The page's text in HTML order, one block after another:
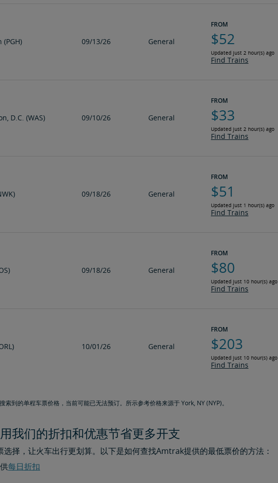
09/13/26 General
FROM
$52
Updated just 2 hour(s) ago
Find Trains
D.C. (WAS) 09/10/26 General
FROM
$33
Updated just 2 hour(s) ago
Find Trains
09/18/26 General
FROM
$51
Updated just 1 hour(s) ago
Find Trains
09/18/26 General
FROM
$80
Updated just 10 hour(s) ago
Find Trains
10/01/26 General
FROM
$203
Updated just 10 hour(s) ago
Find Trains
索到的单程车票价格，当前可能已无法预订。所示参考价格来源于 York, NY (NYP)。
我们的折扣和优惠节省更多开支
择，让火车出行更划算。以下是如何查找Amtrak提供的最低票价的方法：
每日折扣​​​​​​​